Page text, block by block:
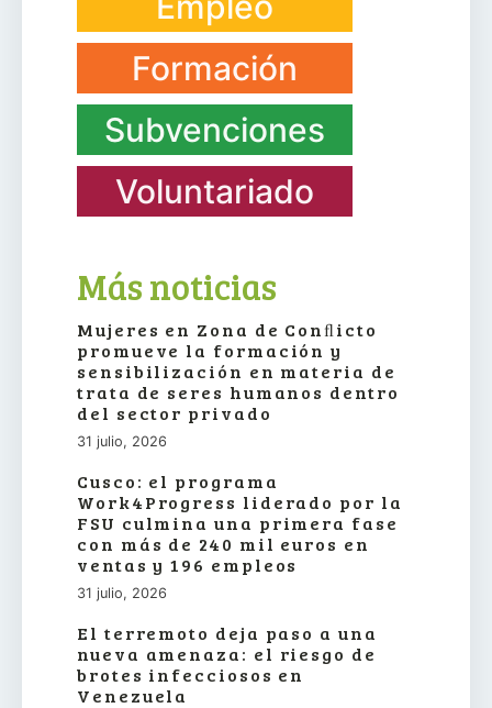
Formación
Subvenciones
Voluntariado
Más noticias
Mujeres en Zona de Conﬂicto
promueve la formación y
sensibilización en materia de
trata de seres humanos dentro
del sector privado
31 julio, 2026
Cusco: el programa
Work4Progress liderado por la
FSU culmina una primera fase
con más de 240 mil euros en
ventas y 196 empleos
31 julio, 2026
El terremoto deja paso a una
nueva amenaza: el riesgo de
brotes infecciosos en
Venezuela